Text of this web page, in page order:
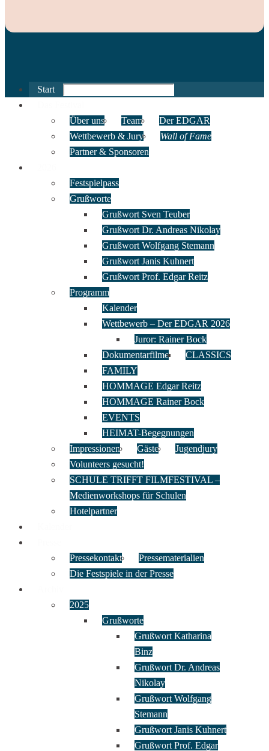
Start
Über uns
Team
Der EDGAR
Wettbewerb & Jury
Wall of Fame
Partner & Sponsoren
Festspielpass
Grußworte
Grußwort Sven Teuber
Grußwort Dr. Andreas Nikolay
Grußwort Wolfgang Stemann
Grußwort Janis Kuhnert
Grußwort Prof. Edgar Reitz
Programm
Kalender
Wettbewerb – Der EDGAR 2026
Juror: Rainer Bock
Dokumentarfilme
CLASSICS
FAMILY
HOMMAGE Edgar Reitz
HOMMAGE Rainer Bock
EVENTS
HEIMAT-Begegnungen
Impressionen
Gäste
Jugendjury
Volunteers gesucht!
SCHULE TRIFFT FILMFESTIVAL –
Medienworkshops für Schulen
Hotelpartner
Pressekontakt
Pressematerialien
Die Festspiele in der Presse
2025
Grußworte
Grußwort Katharina
Binz
Grußwort Dr. Andreas
Nikolay
Grußwort Wolfgang
Stemann
Grußwort Janis Kuhnert
Grußwort Prof. Edgar